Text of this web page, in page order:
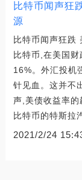
比特币闻声狂
源
比特币闻声狂跌
比特币,在美国
16%。外汇投
针见血。这并不
声,美债收益率
比特币的特斯拉
2021/2/24